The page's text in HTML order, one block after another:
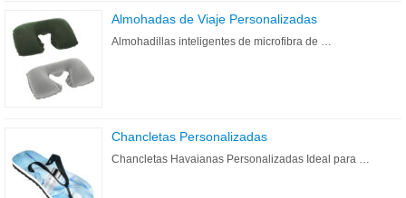
Almohadas de Viaje Personalizadas
Almohadillas inteligentes de microfibra de …
Chancletas Personalizadas
Chancletas Havaianas Personalizadas Ideal para …